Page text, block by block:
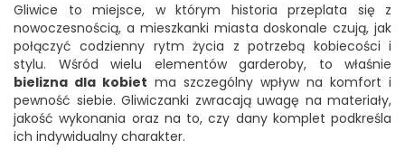
Gliwice to miejsce, w którym historia przeplata się z
nowoczesnością, a mieszkanki miasta doskonale czują, jak
połączyć codzienny rytm życia z potrzebą kobiecości i
stylu. Wśród wielu elementów garderoby, to właśnie
bielizna dla kobiet ma szczególny wpływ na komfort i
pewność siebie. Gliwiczanki zwracają uwagę na materiały,
jakość wykonania oraz na to, czy dany komplet podkreśla
ich indywidualny charakter.